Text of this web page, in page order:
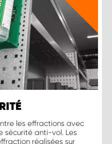
les effractions avec
sécurité anti-vol. Les
réalisées sur